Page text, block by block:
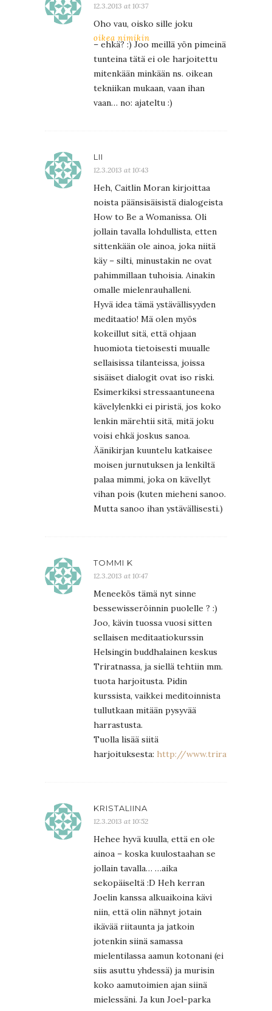
12.3.2013 at 10:37
Oho vau, oisko sille joku
oikea nimikin
– ehkä? :) Joo meillä yön pimeinä
tunteina tätä ei ole harjoitettu
mitenkään minkään ns. oikean
tekniikan mukaan, vaan ihan
vaan… no: ajateltu :)
LII
12.3.2013 at 10:43
Heh, Caitlin Moran kirjoittaa
noista päänsisäisistä dialogeista
How to Be a Womanissa. Oli
jollain tavalla lohdullista, etten
sittenkään ole ainoa, joka niitä
käy – silti, minustakin ne ovat
pahimmillaan tuhoisia. Ainakin
omalle mielenrauhalleni.
Hyvä idea tämä ystävällisyyden
meditaatio! Mä olen myös
kokeillut sitä, että ohjaan
huomiota tietoisesti muualle
sellaisissa tilanteissa, joissa
sisäiset dialogit ovat iso riski.
Esimerkiksi stressaantuneena
kävelylenkki ei piristä, jos koko
lenkin märehtii sitä, mitä joku
voisi ehkä joskus sanoa.
Äänikirjan kuuntelu katkaisee
moisen jurnutuksen ja lenkiltä
palaa mimmi, joka on kävellyt
vihan pois (kuten mieheni sanoo.
Mutta sanoo ihan ystävällisesti.)
TOMMI K
12.3.2013 at 10:47
Meneekös tämä nyt sinne
bessewisseröinnin puolelle ? :)
Joo, kävin tuossa vuosi sitten
sellaisen meditaatiokurssin
Helsingin buddhalainen keskus
Triratnassa, ja siellä tehtiin mm.
tuota harjoitusta. Pidin
kurssista, vaikkei meditoinnista
tullutkaan mitään pysyvää
harrastusta.
Tuolla lisää siitä
harjoituksesta: http://www.triratna.fi/
KRISTALIINA
12.3.2013 at 10:52
Hehee hyvä kuulla, että en ole
ainoa – koska kuulostaahan se
jollain tavalla… …aika
sekopäiseltä :D Heh kerran
Joelin kanssa alkuaikoina kävi
niin, että olin nähnyt jotain
ikävää riitaunta ja jatkoin
jotenkin siinä samassa
mielentilassa aamun kotonani (ei
siis asuttu yhdessä) ja murisin
koko aamutoimien ajan siinä
mielessäni. Ja kun Joel-parka